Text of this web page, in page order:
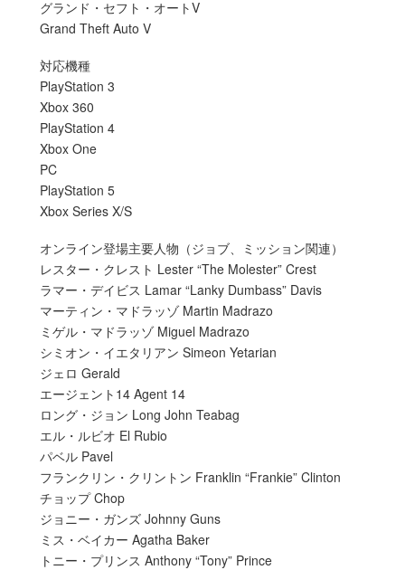
グランド・セフト・オートV
Grand Theft Auto V
対応機種
PlayStation 3
Xbox 360
PlayStation 4
Xbox One
PC
PlayStation 5
Xbox Series X/S
オンライン登場主要人物（ジョブ、ミッション関連）
レスター・クレスト Lester “The Molester” Crest
ラマー・デイビス Lamar “Lanky Dumbass” Davis
マーティン・マドラッゾ Martin Madrazo
ミゲル・マドラッゾ Miguel Madrazo
シミオン・イエタリアン Simeon Yetarian
ジェロ Gerald
エージェント14 Agent 14
ロング・ジョン Long John Teabag
エル・ルビオ El Rubio
パベル Pavel
フランクリン・クリントン Franklin “Frankie” Clinton
チョップ Chop
ジョニー・ガンズ Johnny Guns
ミス・ベイカー Agatha Baker
トニー・プリンス Anthony “Tony” Prince